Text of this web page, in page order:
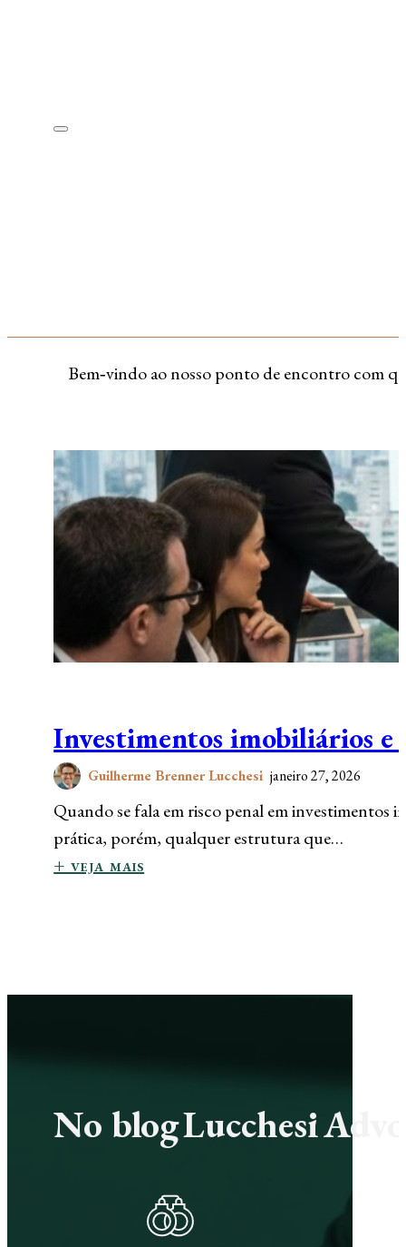
Bem‑vindo ao nosso ponto de encontro com
Investimentos imobiliários e
Guilherme Brenner Lucchesi janeiro 27, 2026
Quando se fala em risco penal em investimentos
prática, porém, qualquer estrutura que…
+ veja mais
No blog Lucchesi